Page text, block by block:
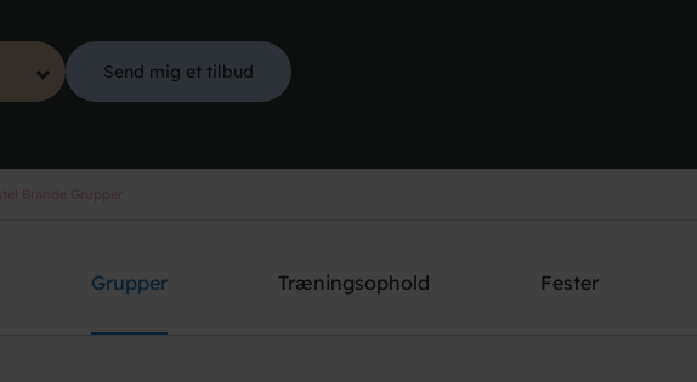
Send mig et tilbud
Grupper Træningsophold Fester